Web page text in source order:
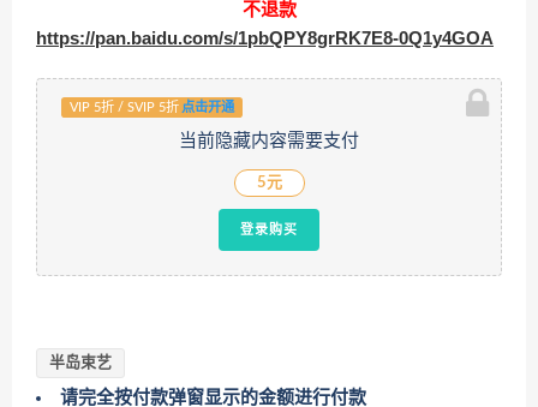
不退款
https://pan.baidu.com/s/1pbQPY8grRK7E8-0Q1y4GOA
VIP 5折 / SVIP 5折 点击开通
当前隐藏内容需要支付
5元
登录购买
半岛束艺
请完全按付款弹窗显示的金额进行付款